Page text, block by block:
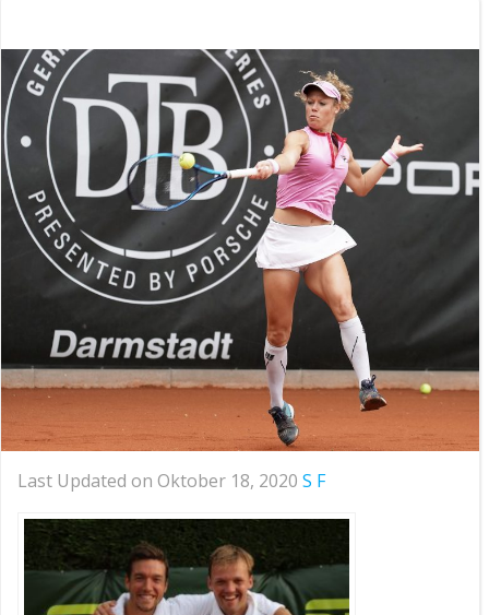
Last Updated on Oktober 18, 2020 S F